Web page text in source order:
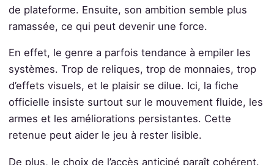
de plateforme. Ensuite, son ambition semble plus
ramassée, ce qui peut devenir une force.
En effet, le genre a parfois tendance à empiler les
systèmes. Trop de reliques, trop de monnaies, trop
d’effets visuels, et le plaisir se dilue. Ici, la fiche
officielle insiste surtout sur le mouvement fluide, les
armes et les améliorations persistantes. Cette
retenue peut aider le jeu à rester lisible.
De plus, le choix de l’accès anticipé paraît cohérent.